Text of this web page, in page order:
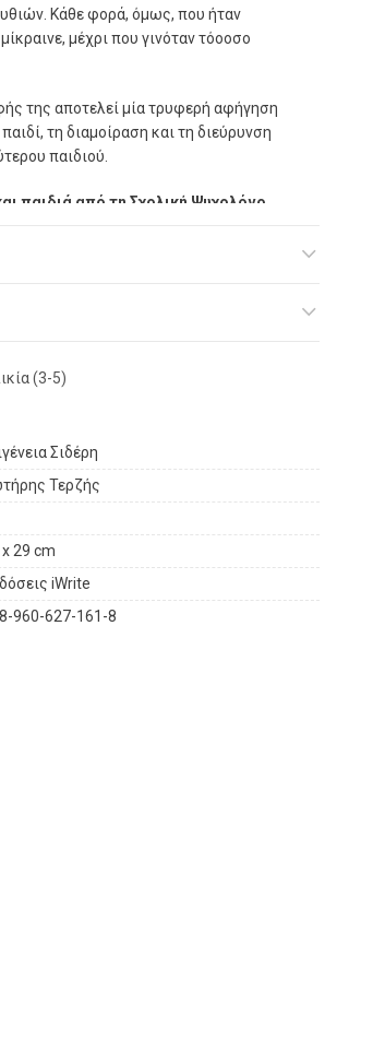
Κάθε φορά, όµως, που ήταν
µέχρι που γινόταν τόοοσο
της αποτελεί µία τρυφερή αφήγηση
τη διαµοίραση και τη διεύρυνση
παιδιού.
παιδιά από τη Σχολική Ψυχολόγο
(3-5)
Σιδέρη
Τερζής
x 29 cm
iWrite
960-627-161-8